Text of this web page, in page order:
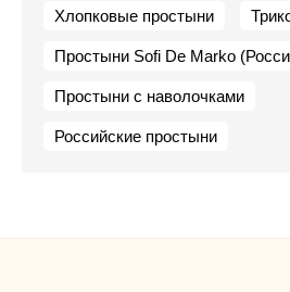
Хлопковые простыни
Простыни Sofi De Marko
Простыни с наволочками
Российские простыни